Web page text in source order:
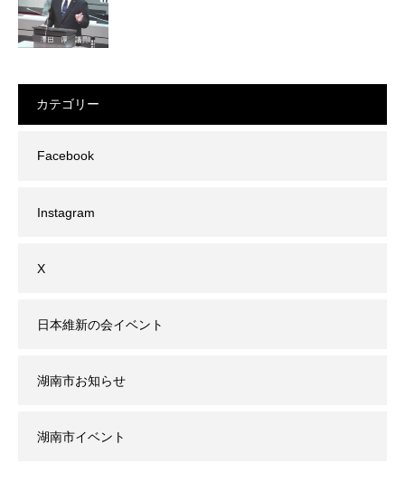
カテゴリー
Facebook
Instagram
X
日本維新の会イベント
湖南市お知らせ
湖南市イベント